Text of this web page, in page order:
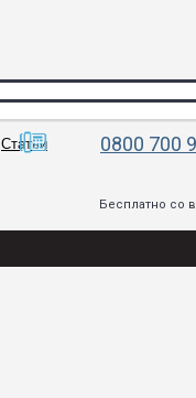
Статьи 0800 700
Бесплатно со